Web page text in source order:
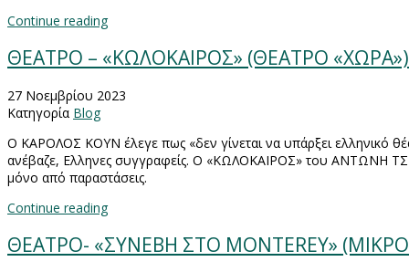
Continue reading
ΘΕΑΤΡΟ – «ΚΩΛΟΚΑΙΡΟΣ» (ΘΕΑΤΡΟ
27 Νοεμβρίου 2023
Κατηγορία Blog
Ο ΚΑΡΟΛΟΣ ΚΟΥΝ έλεγε πως «δεν γίνεται να υπάρξει ελληνικό
ανέβαζε, Ελληνες συγγραφείς. Ο «ΚΩΛΟΚΑΙΡΟΣ» του ΑΝΤΩΝΗ
μόνο από παραστάσεις.
Continue reading
ΘΕΑΤΡΟ- «ΣΥNΕΒΗ ΣΤΟ MONTEREY»